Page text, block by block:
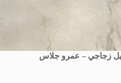
زجاجي – عمرو جلاس